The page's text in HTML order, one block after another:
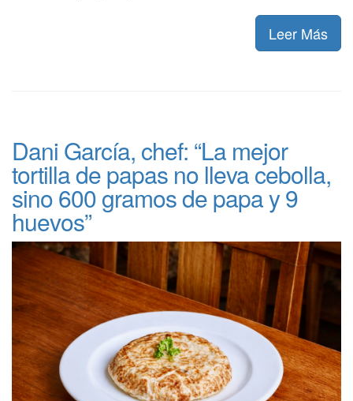
Leer Más
Dani García, chef: “La mejor
tortilla de papas no lleva cebolla,
sino 600 gramos de papa y 9
huevos”